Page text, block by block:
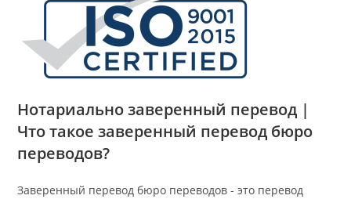
Нотариально заверенный перевод |
Что такое заверенный перевод бюро
переводов?
Заверенный перевод бюро переводов - это перевод